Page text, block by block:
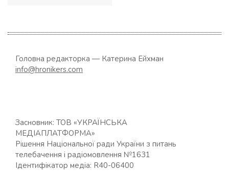
Головна редакторка — Катерина Ейхман
info@hronikers.com
Засновник: ТОВ «УКРАЇНСЬКА
МЕДІАПЛАТФОРМА»
Рішення Національної ради України з питань
телебачення і радіомовлення №1631
Ідентифікатор медіа: R40-06400